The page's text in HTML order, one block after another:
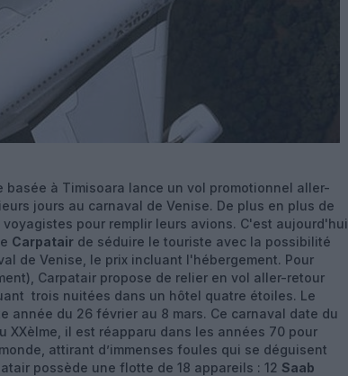
basée à Timisoara lance un vol promotionnel aller-
jours au carnaval de Venise. De plus en plus de
pour remplir leurs avions. C'est aujourd'hui
Carpatair de séduire le touriste avec la possibilité
de Venise, le prix incluant l'hébergement. Pour
Carpatair propose de relier en vol aller-retour
trois nuitées dans un hôtel quatre étoiles. Le
année du 26 février au 8 mars. Ce carnaval date du
XXèlme, il est réapparu dans les années 70 pour
attirant d’immenses foules qui se déguisent
possède une flotte de 18 appareils : 12 Saab